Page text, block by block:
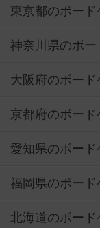
東京都のボード
神奈川県のボー
大阪府のボード
京都府のボード
愛知県のボード
福岡県のボード
北海道のボード